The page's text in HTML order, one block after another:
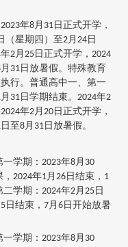
年8月31日正式开学，
（星期四）至2月24日
2月25日正式开学，2024
31日放暑假。特殊教育
行。普通高中一、第一
31日学期结束。2024年2
年2月20日正式开学，
至8月31日放暑假。
学期：2023年8月30
2024年1月26日结束，1
学期：2024年2月25日
日结束，7月6日开始放暑
学期：2023年8月30